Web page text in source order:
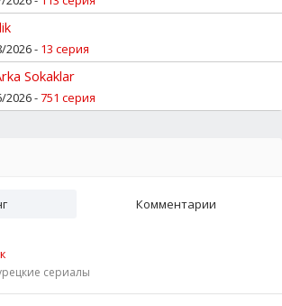
2026 - 13 серия
Sokaklar
2026 -751 серия
Комментарии
сериалы